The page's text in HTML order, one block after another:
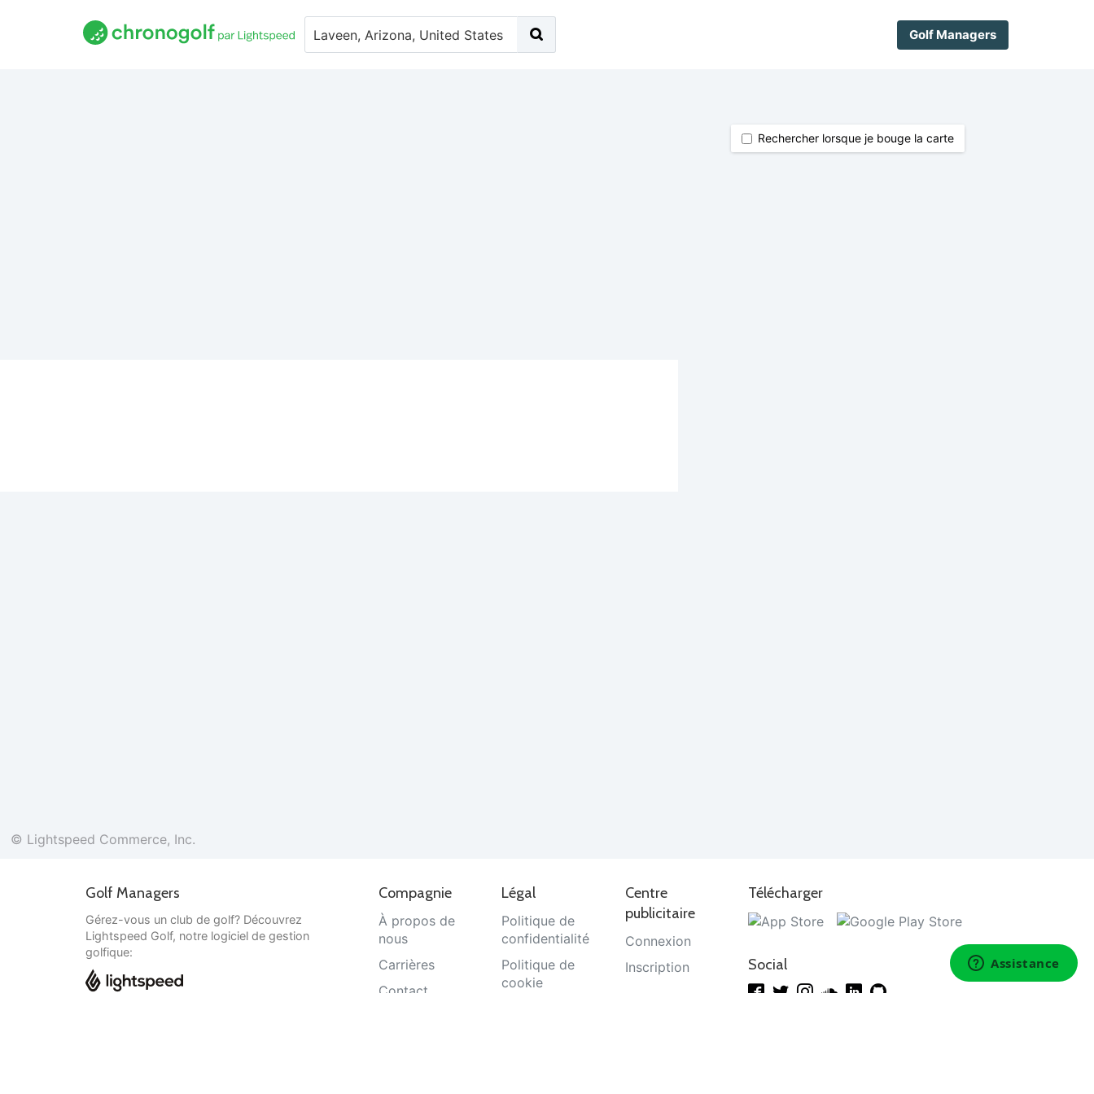
Golf Managers
© Lightspeed Commerce, Inc.
Rechercher lorsque je bouge la carte
Golf Managers
Gérez-vous un club de golf? Découvrez
Lightspeed Golf, notre logiciel de gestion
golfique:
Compagnie
À propos de
nous
Carrières
Contact
Légal
Politique de
confidentialité
Politique de
cookie
Centre
publicitaire
Connexion
Inscription
Télécharger
Social